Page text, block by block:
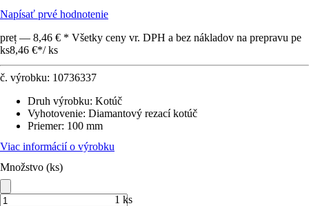
Napísať prvé hodnotenie
preț — 8,46 € * Všetky ceny vr. DPH a bez nákladov na prepravu pe
ks8,46 €*/ ks
č. výrobku: 10736337
Druh výrobku: Kotúč
Vyhotovenie: Diamantový rezací kotúč
Priemer: 100 mm
Viac informácií o výrobku
Množstvo (ks)
1 ks